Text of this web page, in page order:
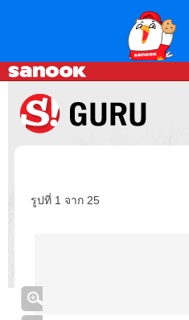
รูปที่ 1 จาก 25